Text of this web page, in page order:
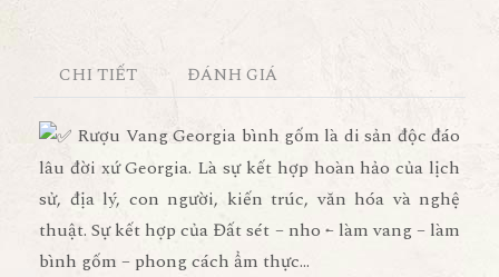
CHI TIẾT ĐÁNH GIÁ
Rượu Vang Georgia bình gốm là di sản độc đáo
lâu đời xứ Georgia. Là sự kết hợp hoàn hảo của lịch
sử, địa lý, con người, kiến trúc, văn hóa và nghệ
thuật. Sự kết hợp của Đất sét – nho – làm vang – làm
bình gốm – phong cách ẩm thực…